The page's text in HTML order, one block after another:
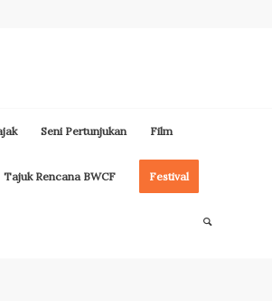
Seni Pertunjukan Film
Tajuk Rencana BWCF Festival